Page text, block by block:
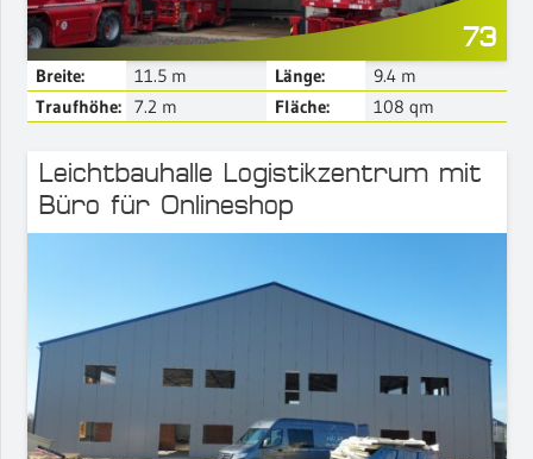
73
Breite: 11.5m Länge: 9.4 m
Traufhöhe:
7.2 m Fläche: 108 qm
Leichtbauhalle Logistikzentrum mit
Büro für Onlineshop
Mehr Details